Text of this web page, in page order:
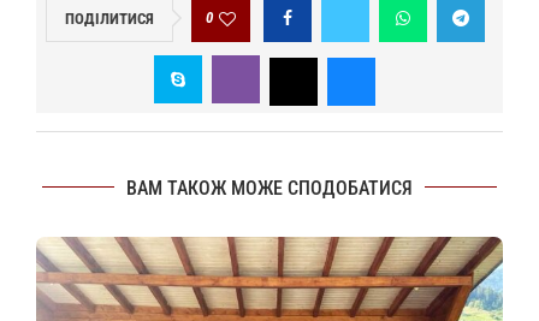
ПОДІЛИТИСЯ 0
ВАМ ТАКОЖ МОЖЕ СПОДОБАТИСЯ